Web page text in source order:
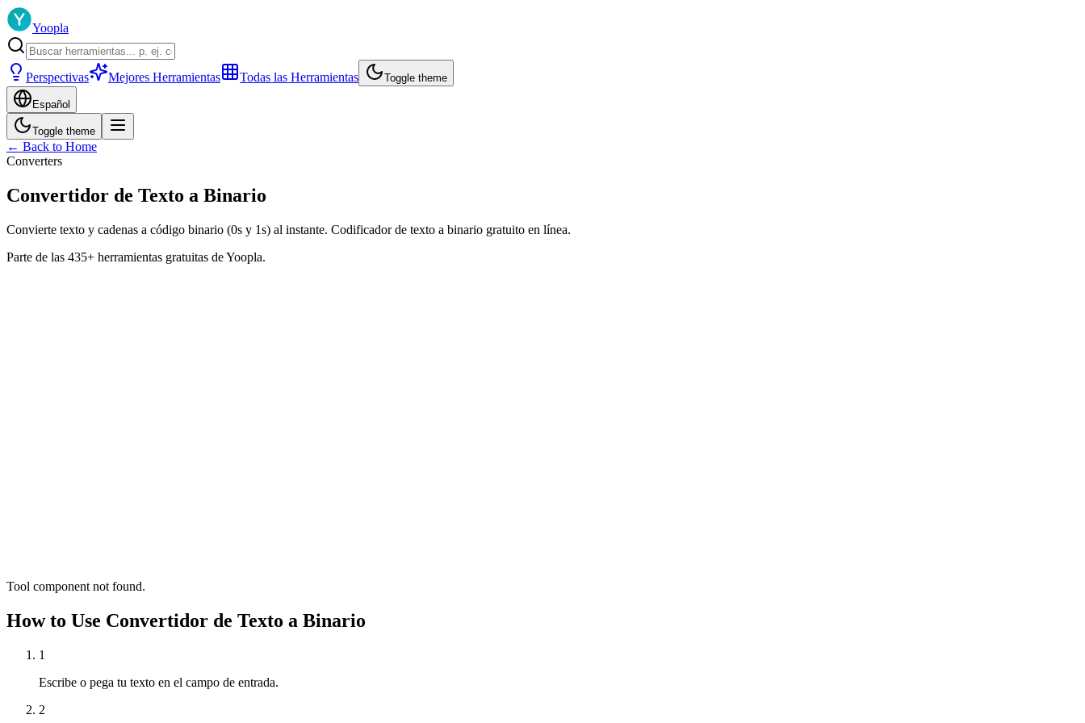
Yoopla
Perspectivas Mejores Herramientas Todas las Herramientas Toggle theme
Español
Toggle theme
← Back to Home
Converters
Convertidor de Texto a Binario
Convierte texto y cadenas a código binario (0s y 1s) al instante. Codificador de texto a binario gratuito en línea.
Parte de las 435+ herramientas gratuitas de Yoopla.
Tool component not found.
How to Use Convertidor de Texto a Binario
1
Escribe o pega tu texto en el campo de entrada.
2